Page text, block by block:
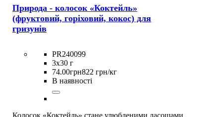
Природа - колосок «Коктейль»
(фруктовий, горіховий, кокос) для
гризунів
PR240099
3х30 г
74.00грн822 грн/кг
В наявності
Колосок «Коктейль» стане улюбленими ласощами